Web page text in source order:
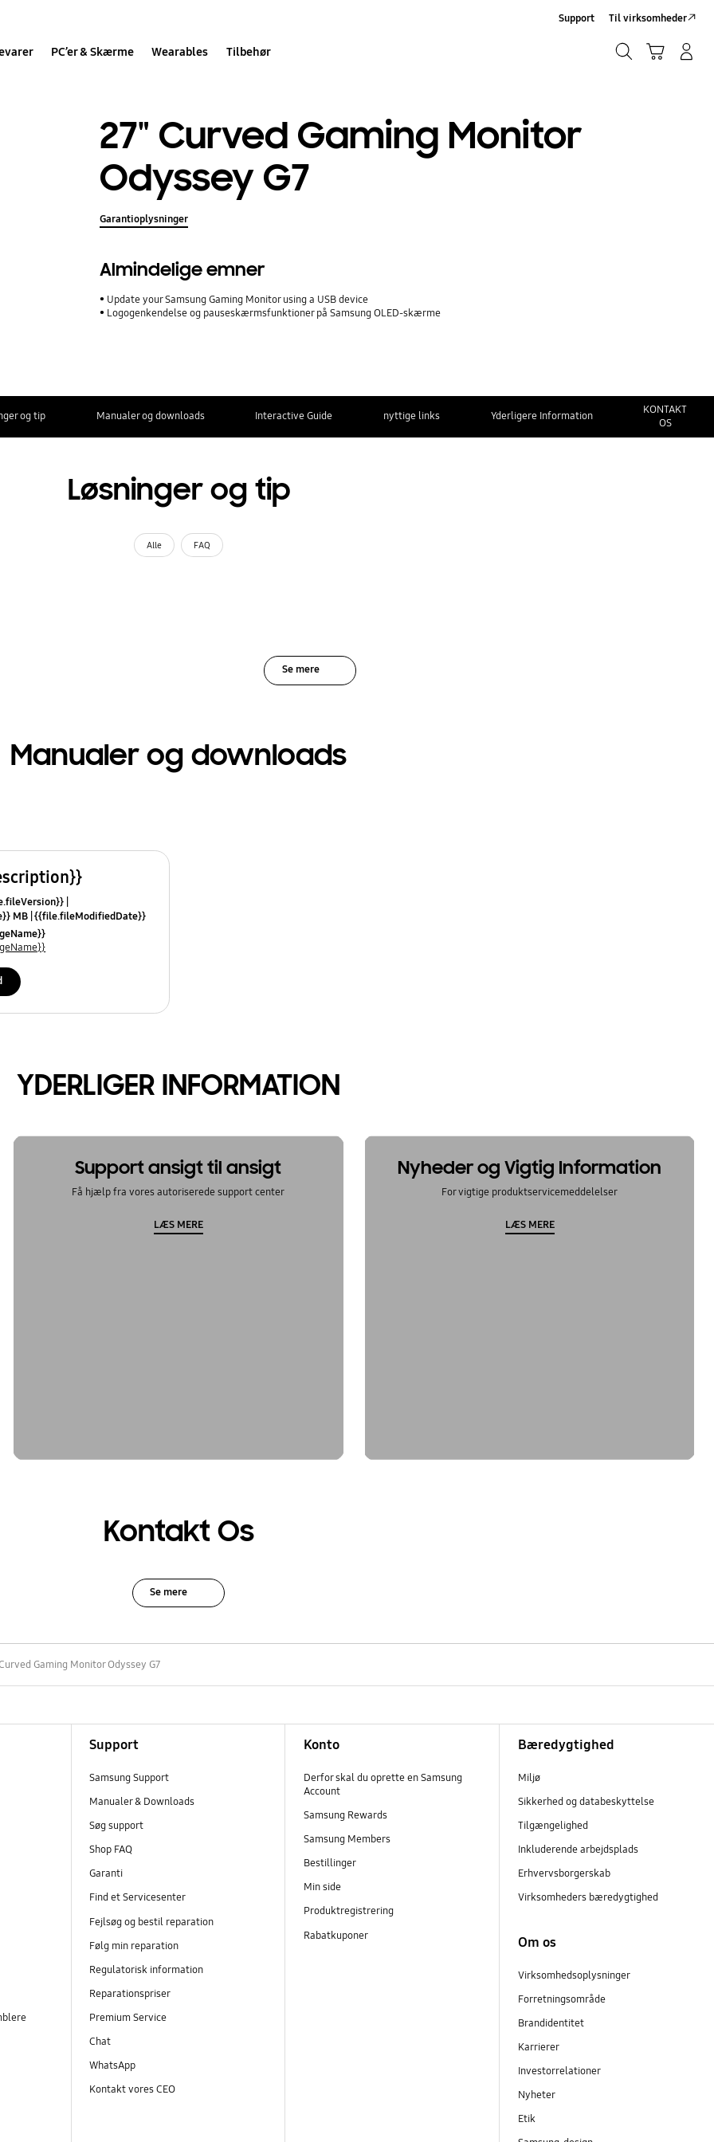
PC’er & Skærme Wearables Tilbehør
Support Til virksomheder
27" Curved Gaming Monitor
Odyssey G7
Garantioplysninger
Almindelige emner
Update your Samsung Gaming Monitor using a USB device
Logogenkendelse og pauseskærmsfunktioner på Samsung OLED-skærme
og tip Manualer og downloads Interactive Guide nyttige links Yderligere Information
KONTAKT
OS
Løsninger og tip
Alle FAQ
Se mere
Manualer og downloads
MB {{file.fileModifiedDate}}
YDERLIGER INFORMATION
Support ansigt til ansigt
Få hjælp fra vores autoriserede support center
LÆS MERE
Nyheder og Vigtig Information
For vigtige produktservicemeddelelser
LÆS MERE
Kontakt Os
Se mere
Gaming Monitor Odyssey G7
Support
Samsung Support
Manualer & Downloads
Søg support
Shop FAQ
Garanti
Find et Servicesenter
Fejlsøg og bestil reparation
Følg min reparation
Regulatorisk information
Reparationspriser
Premium Service
Chat
WhatsApp
Kontakt vores CEO
Konto
Derfor skal du oprette en Samsung
Account
Samsung Rewards
Samsung Members
Bestillinger
Min side
Produktregistrering
Rabatkuponer
Bæredygtighed
Miljø
Sikkerhed og databeskyttelse
Tilgængelighed
Inkluderende arbejdsplads
Erhvervsborgerskab
Virksomheders bæredygtighed
Om os
Virksomhedsoplysninger
Forretningsområde
Brandidentitet
Karrierer
Investorrelationer
Nyheter
Etik